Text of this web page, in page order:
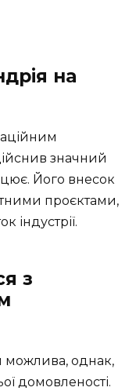
на
значний
Його внесок
проєктами,
індустрії.
з
можлива, однак,
домовленості.